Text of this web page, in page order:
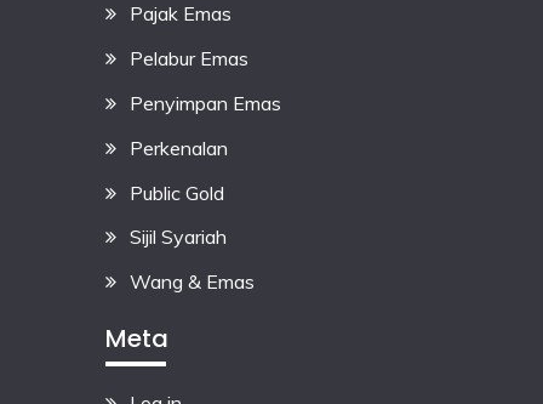
Pajak Emas
Pelabur Emas
Penyimpan Emas
Perkenalan
Public Gold
Sijil Syariah
Wang & Emas
Meta